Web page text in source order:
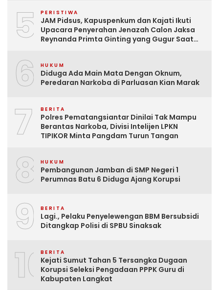
5 PERISTIWA
JAM Pidsus, Kapuspenkum dan Kajati Ikuti
Upacara Penyerahan Jenazah Calon Jaksa
Reynanda Primta Ginting yang Gugur Saat
6 HUKUM
Diduga Ada Main Mata Dengan Oknum,
Peredaran Narkoba di Parluasan Kian Marak
7 BERITA
Polres Pematangsiantar Dinilai Tak Mampu
Berantas Narkoba, Divisi Intelijen LPKN
TIPIKOR Minta Pangdam Turun Tangan
8 HUKUM
Pembangunan Jamban di SMP Negeri 1
Perumnas Batu 6 Diduga Ajang Korupsi
9 BERITA
Lagi., Pelaku Penyelewengan BBM Bersubsidi
Ditangkap Polisi di SPBU Sinaksak
10BERITA
Kejati Sumut Tahan 5 Tersangka Dugaan
Korupsi Seleksi Pengadaan PPPK Guru di
Kabupaten Langkat